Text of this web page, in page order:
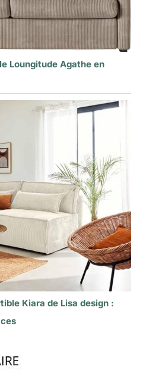
Loungitude Agathe en
Kiara de Lisa design :